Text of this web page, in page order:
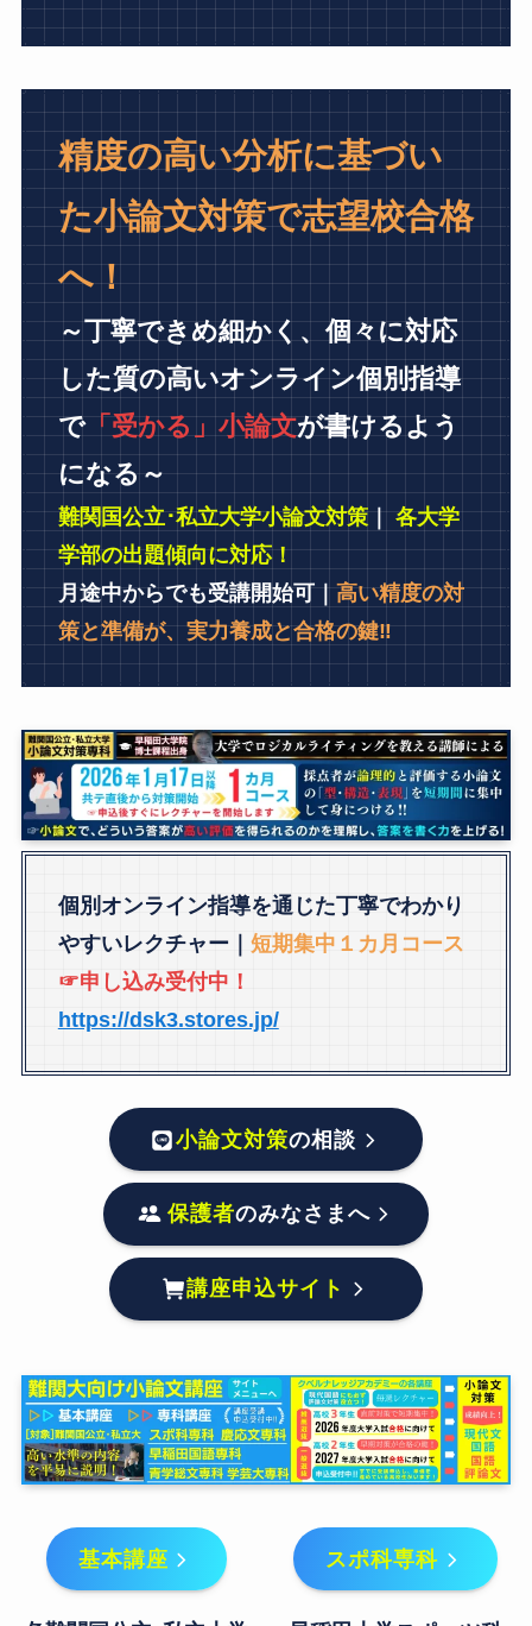
精度の高い分析に基づい
た小論文対策で志望校合格
へ！
～丁寧できめ細かく、個々に対応
した質の高いオンライン個別指導
で「受かる」小論文が書けるよう
になる～
難関国公立･私立大学小論文対策｜各大学
学部の出題傾向に対応！
月途中からでも受講開始可｜高い精度の対
策と準備が、実力養成と合格の鍵‼
個別オンライン指導を通じた丁寧でわかり
やすいレクチャー｜ 短期集中１カ月コース
☞申し込み受付中！
https://dsk3.stores.jp/
小論文対策の相談
保護者のみなさまへ
講座申込サイト
基本講座 スポ科専科